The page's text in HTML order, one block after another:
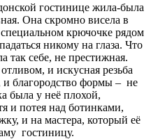
гостинице жила-была
Она скромно висела в
крючочке рядом
никому на глаза. Что
так себе, не престижная.
и искусная резьба
и благородство формы – не
была у неё плохой,
и потея над ботинками,
и на мастера, который её
гостиницу.